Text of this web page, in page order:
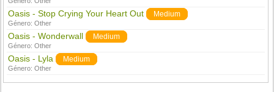
Oasis - Stop Crying Your Heart Out Medium
Género:Other
Oasis - Wonderwall Medium
Género:Other
Oasis - Lyla Medium
Género:Other